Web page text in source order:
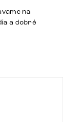
na
a dobré